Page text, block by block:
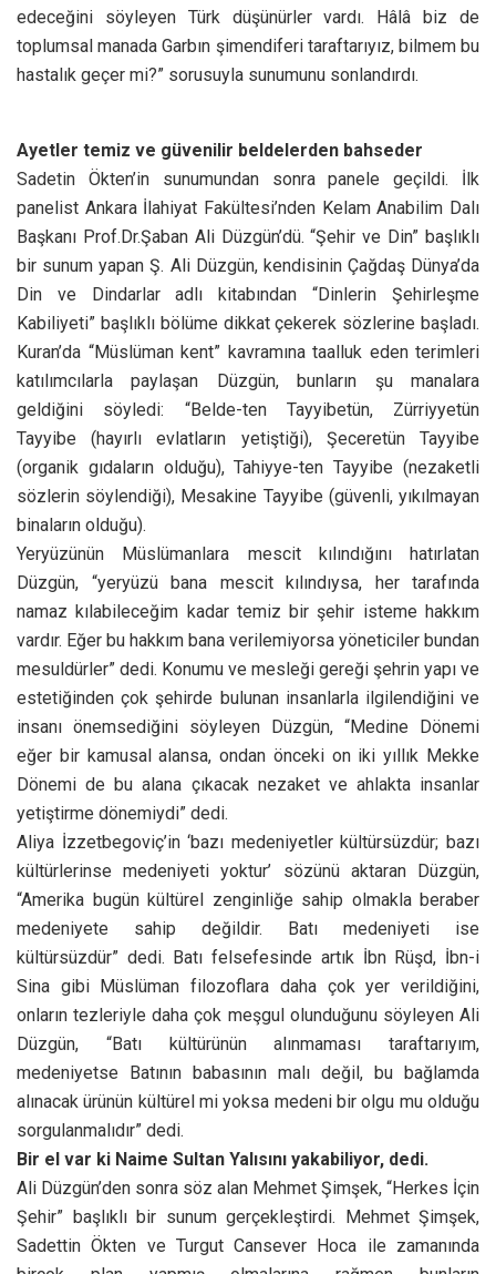
edeceğini söyleyen Türk düşünürler vardı. Hâlâ biz de
toplumsal manada Garbın şimendiferi taraftarıyız, bilmem bu
hastalık geçer mi?” sorusuyla sunumunu sonlandırdı.
Ayetler temiz ve güvenilir beldelerden bahseder
Sadetin Ökten’in sunumundan sonra panele geçildi. İlk
panelist Ankara İlahiyat Fakültesi’nden Kelam Anabilim Dalı
Başkanı Prof.Dr.Şaban Ali Düzgün’dü. “Şehir ve Din” başlıklı
bir sunum yapan Ş. Ali Düzgün, kendisinin Çağdaş Dünya’da
Din ve Dindarlar adlı kitabından “Dinlerin Şehirleşme
Kabiliyeti” başlıklı bölüme dikkat çekerek sözlerine başladı.
Kuran’da “Müslüman kent” kavramına taalluk eden terimleri
katılımcılarla paylaşan Düzgün, bunların şu manalara
geldiğini söyledi: “Belde-ten Tayyibetün, Zürriyyetün
Tayyibe (hayırlı evlatların yetiştiği), Şeceretün Tayyibe
(organik gıdaların olduğu), Tahiyye-ten Tayyibe (nezaketli
sözlerin söylendiği), Mesakine Tayyibe (güvenli, yıkılmayan
binaların olduğu).
Yeryüzünün Müslümanlara mescit kılındığını hatırlatan
Düzgün, “yeryüzü bana mescit kılındıysa, her tarafında
namaz kılabileceğim kadar temiz bir şehir isteme hakkım
vardır. Eğer bu hakkım bana verilemiyorsa yöneticiler bundan
mesuldürler” dedi. Konumu ve mesleği gereği şehrin yapı ve
estetiğinden çok şehirde bulunan insanlarla ilgilendiğini ve
insanı önemsediğini söyleyen Düzgün, “Medine Dönemi
eğer bir kamusal alansa, ondan önceki on iki yıllık Mekke
Dönemi de bu alana çıkacak nezaket ve ahlakta insanlar
yetiştirme dönemiydi” dedi.
Aliya İzzetbegoviç’in ‘bazı medeniyetler kültürsüzdür; bazı
kültürlerinse medeniyeti yoktur’ sözünü aktaran Düzgün,
“Amerika bugün kültürel zenginliğe sahip olmakla beraber
medeniyete sahip değildir. Batı medeniyeti ise
kültürsüzdür” dedi. Batı felsefesinde artık İbn Rüşd, İbn-i
Sina gibi Müslüman filozoflara daha çok yer verildiğini,
onların tezleriyle daha çok meşgul olunduğunu söyleyen Ali
Düzgün, “Batı kültürünün alınmaması taraftarıyım,
medeniyetse Batının babasının malı değil, bu bağlamda
alınacak ürünün kültürel mi yoksa medeni bir olgu mu olduğu
sorgulanmalıdır” dedi.
Bir el var ki Naime Sultan Yalısını yakabiliyor, dedi.
Ali Düzgün’den sonra söz alan Mehmet Şimşek, “Herkes İçin
Şehir” başlıklı bir sunum gerçekleştirdi. Mehmet Şimşek,
Sadettin Ökten ve Turgut Cansever Hoca ile zamanında